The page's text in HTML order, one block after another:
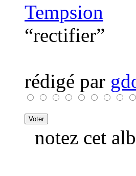
Tempsion
“rectifier”
rédigé par
notez cet